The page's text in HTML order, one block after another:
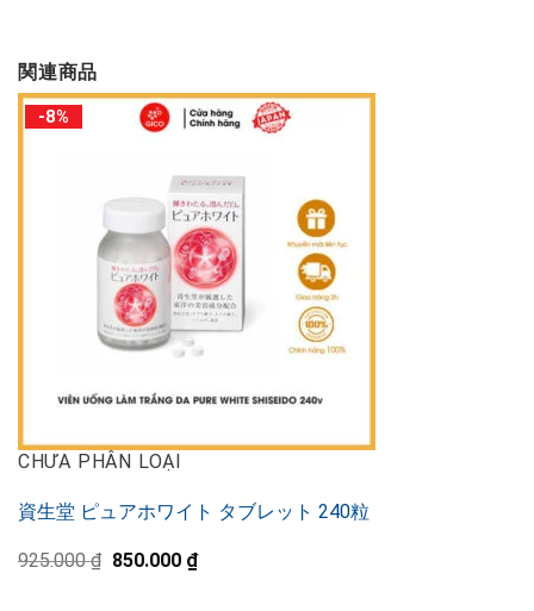
関連商品
-8%
CHƯA PHÂN LOẠI
資生堂 ピュアホワイト タブレット 240粒
925.000₫ 元
850.000 ₫現